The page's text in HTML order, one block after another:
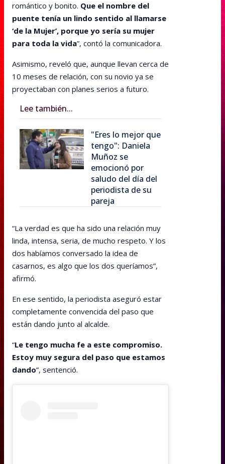
romántico y bonito. Que el nombre del
puente tenía un lindo sentido al llamarse
‘de la Mujer’, porque yo sería su mujer
para toda la vida”, contó la comunicadora.
Asimismo, reveló que, aunque llevan cerca de
10 meses de relación, con su novio ya se
proyectaban con planes serios a futuro.
Lee también...
"Eres lo mejor que
tengo": Daniela
Muñoz se
emocionó por
saludo del día del
periodista de su
pareja
“La verdad es que ha sido una relación muy
linda, intensa, seria, de mucho respeto. Y los
dos habíamos conversado la idea de
casarnos, es algo que los dos queríamos”,
afirmó.
En ese sentido, la periodista aseguró estar
completamente convencida del paso que
están dando junto al alcalde.
“Le tengo mucha fe a este compromiso.
Estoy muy segura del paso que estamos
dando”, sentenció.